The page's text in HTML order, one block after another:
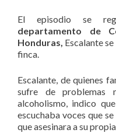
El episodio se
departamento de
Honduras, Escalante
finca.
Escalante, de quienes
sufre de problemas
alcoholismo, indico
escuchaba voces que
que asesinara a su